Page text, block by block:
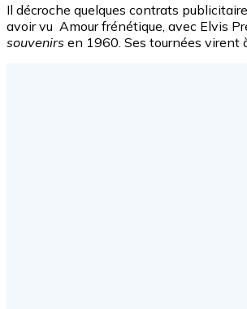
Il décroche quelques contrats
avoir vu Amour frénétique, avec Elvis
souvenirs en 1960. Ses tournées virent